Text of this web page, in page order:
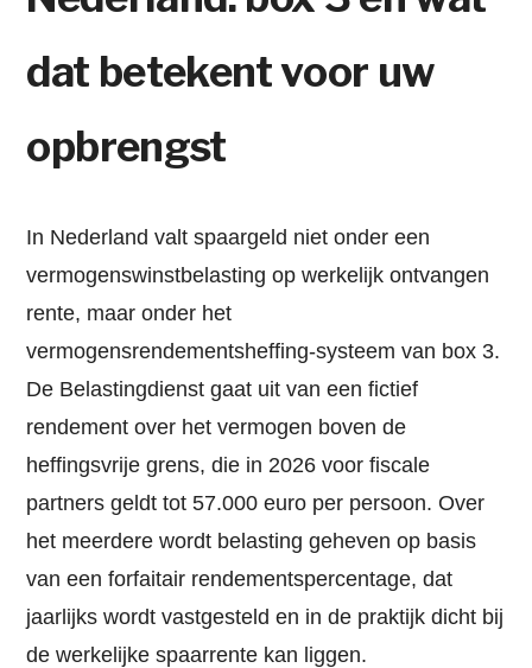
dat betekent voor uw
opbrengst
In Nederland valt spaargeld niet onder een
vermogenswinstbelasting op werkelijk ontvangen
rente, maar onder het
vermogensrendementsheffing-systeem van box 3.
De Belastingdienst gaat uit van een fictief
rendement over het vermogen boven de
heffingsvrije grens, die in 2026 voor fiscale
partners geldt tot 57.000 euro per persoon. Over
het meerdere wordt belasting geheven op basis
van een forfaitair rendementspercentage, dat
jaarlijks wordt vastgesteld en in de praktijk dicht bij
de werkelijke spaarrente kan liggen.